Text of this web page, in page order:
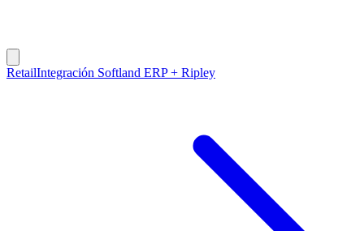
RetailIntegración Softland ERP + Ripley